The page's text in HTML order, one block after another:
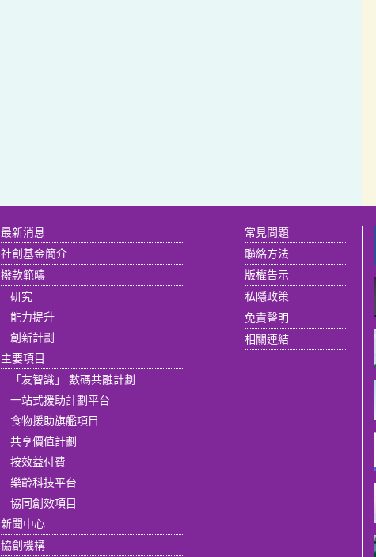
最新消息
社創基金簡介
撥款範疇
研究
能力提升
創新計劃
主要項目
「友智識」 數碼共融計劃
一站式援助計劃平台
食物援助旗艦項目
共享價值計劃
按效益付費
樂齡科技平台
協同創效項目
新聞中心
協創機構
常見問題
聯絡方法
版權告示
私隱政策
免責聲明
相關連結